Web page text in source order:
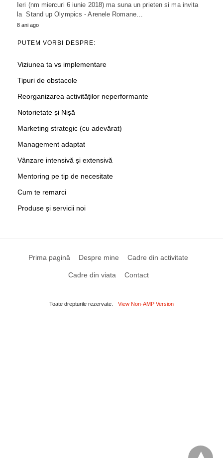
Ieri (nm miercuri 6 iunie 2018) ma suna un prieten si ma invita
la Stand up Olympics - Arenele Romane…
8 ani ago
PUTEM VORBI DESPRE:
Viziunea ta vs implementare
Tipuri de obstacole
Reorganizarea activităților neperformante
Notorietate și Nișă
Marketing strategic (cu adevărat)
Management adaptat
Vânzare intensivă și extensivă
Mentoring pe tip de necesitate
Cum te remarci
Produse și servicii noi
Prima pagină Despre mine Cadre din activitate
Cadre din viata Contact
Toate drepturile rezervate. View Non-AMP Version